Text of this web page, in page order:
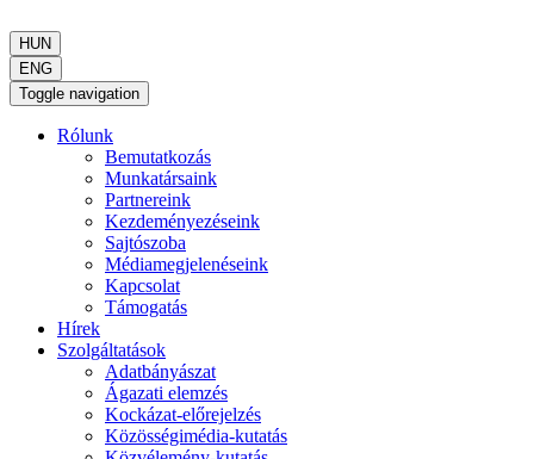
HUN
ENG
Toggle navigation
Rólunk
Bemutatkozás
Munkatársaink
Partnereink
Kezdeményezéseink
Sajtószoba
Médiamegjelenéseink
Kapcsolat
Támogatás
Hírek
Szolgáltatások
Adatbányászat
Ágazati elemzés
Kockázat-előrejelzés
Közösségimédia-kutatás